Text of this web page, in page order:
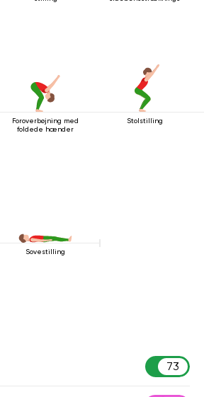
Foroverbøjning med
foldede hænder
Stolstilling
Sovestilling
73